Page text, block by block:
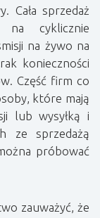
Cała sprzedaż
na cyklicznie
na żywo na
konieczności
Część firm co
które mają
lub wysyłką i
ze sprzedażą
próbować
zauważyć, że